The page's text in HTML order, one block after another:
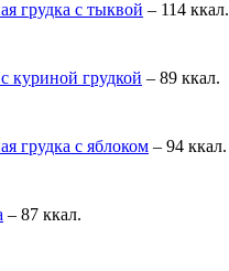
грудка с тыквой – 114 ккал.
куриной грудкой – 89 ккал.
грудка с яблоком – 94 ккал.
– 87 ккал.